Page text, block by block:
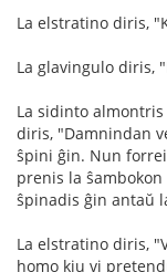
La elstratino diris,
La glavingulo diris,
La sidinto
diris, "Damnindan
ŝpini ĝin. Nun
prenis la
ŝpinadis ĝin antaŭ
La elstratino diris,
homo kiu vi